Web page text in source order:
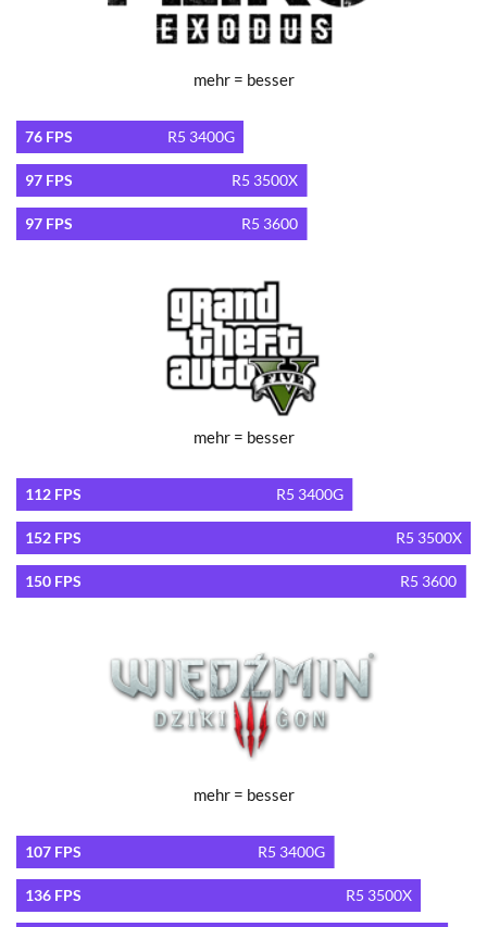
mehr = besser
76 FPS R5 3400G
97 FPS R5 3500X
97 FPS R5 3600
mehr = besser
112 FPS R5 3400G
152 FPS R5 3500X
150 FPS R5 3600
mehr = besser
107 FPS R5 3400G
136 FPS R5 3500X